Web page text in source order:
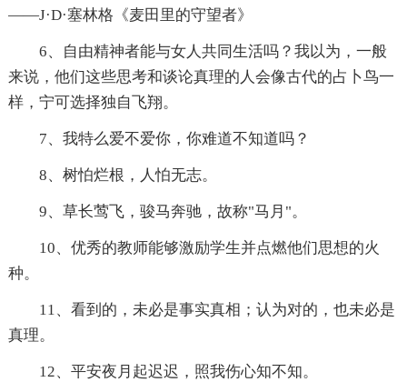
——J·D·塞林格《麦田里的守望者》
6、自由精神者能与女人共同生活吗？我以为，一般
来说，他们这些思考和谈论真理的人会像古代的占卜鸟一
样，宁可选择独自飞翔。
7、我特么爱不爱你，你难道不知道吗？
8、树怕烂根，人怕无志。
9、草长莺飞，骏马奔驰，故称"马月"。
10、优秀的教师能够激励学生并点燃他们思想的火
种。
11、看到的，未必是事实真相；认为对的，也未必是
真理。
12、平安夜月起迟迟，照我伤心知不知。